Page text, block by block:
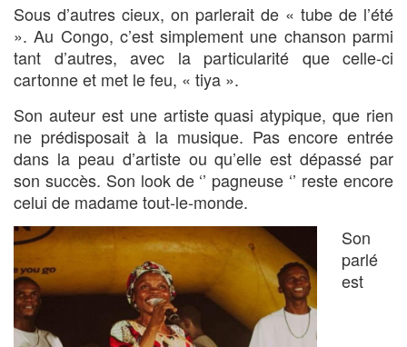
Sous d’autres cieux, on parlerait de « tube de l’été
». Au Congo, c’est simplement une chanson parmi
tant d’autres, avec la particularité que celle-ci
cartonne et met le feu, « tiya ».
Son auteur est une artiste quasi atypique, que rien
ne prédisposait à la musique. Pas encore entrée
dans la peau d’artiste ou qu’elle est dépassé par
son succès. Son look de ‘’ pagneuse ‘’ reste encore
celui de madame tout-le-monde.
Son
parlé
est